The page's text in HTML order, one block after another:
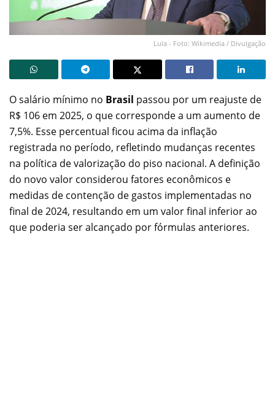
Lula - Foto: Wikimedia / Divulgação
O salário mínimo no Brasil passou por um reajuste de
R$ 106 em 2025, o que corresponde a um aumento de
7,5%. Esse percentual ficou acima da inflação
registrada no período, refletindo mudanças recentes
na política de valorização do piso nacional. A definição
do novo valor considerou fatores econômicos e
medidas de contenção de gastos implementadas no
final de 2024, resultando em um valor final inferior ao
que poderia ser alcançado por fórmulas anteriores.